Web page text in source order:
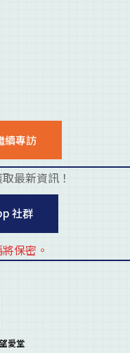
續專訪
最新資訊！
社群
保密。
愛堂